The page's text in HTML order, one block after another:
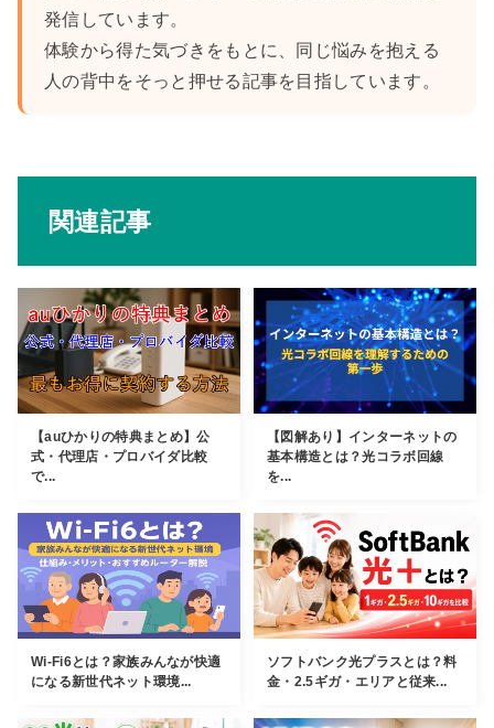
発信しています。
体験から得た気づきをもとに、同じ悩みを抱える
人の背中をそっと押せる記事を目指しています。
関連記事
【auひかりの特典まとめ】公
式・代理店・プロバイダ比較
で...
【図解あり】インターネットの
基本構造とは？光コラボ回線
を...
Wi-Fi6とは？家族みんなが快適
になる新世代ネット環境...
ソフトバンク光プラスとは？料
金・2.5ギガ・エリアと従来...